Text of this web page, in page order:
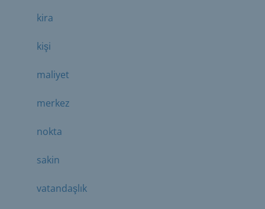
kira
kişi
maliyet
merkez
nokta
sakin
vatandaşlık